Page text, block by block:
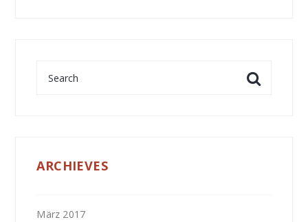
ARCHIEVES
März 2017